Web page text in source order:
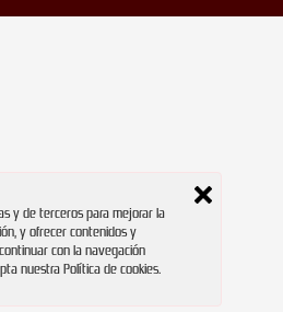
y de terceros para mejorar la
y ofrecer contenidos y
con la navegación
nuestra Política de cookies.